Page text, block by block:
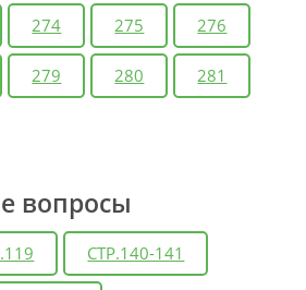
274 275 276
279 280 281
вопросы
СТР.140-141